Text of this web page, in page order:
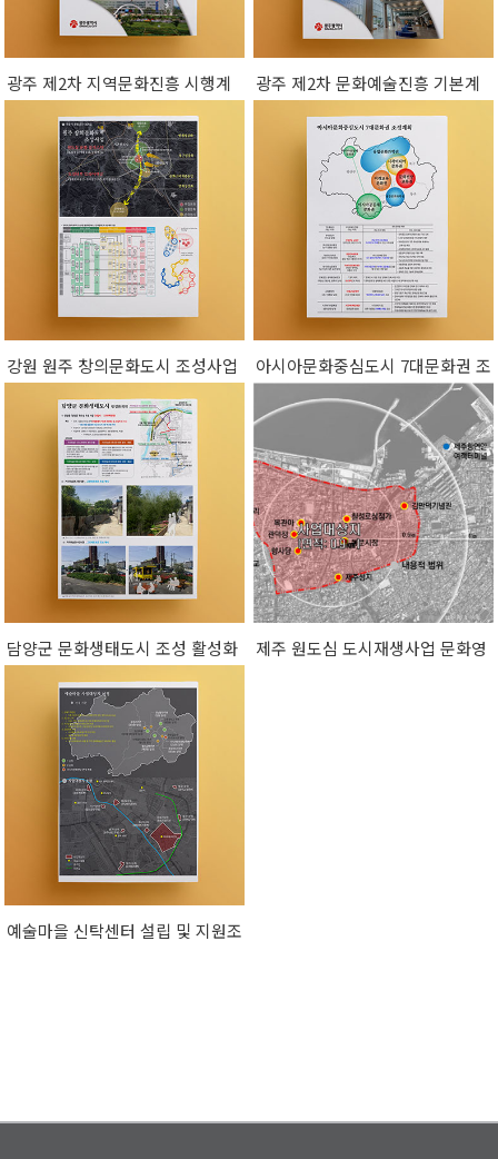
광주 제2차 지역문화진흥 시행계
획
광주 제2차 문화예술진흥 기본계
획
강원 원주 창의문화도시 조성사업
문화영향평가
아시아문화중심도시 7대문화권 조
정계획
담양군 문화생태도시 조성 활성화
방안
제주 원도심 도시재생사업 문화영
예술마을 신탁센터 설립 및 지원조